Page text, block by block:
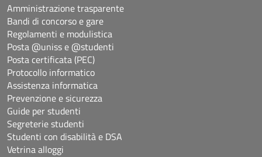
Amministrazione trasparente
Bandi di concorso e gare
Regolamenti e modulistica
Posta @uniss e @studenti
Posta certificata (PEC)
Protocollo informatico
Assistenza informatica
Prevenzione e sicurezza
Guide per studenti
Segreterie studenti
Studenti con disabilità e DSA
Vetrina alloggi